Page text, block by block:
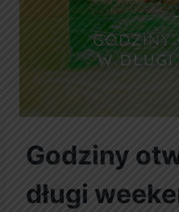
Godziny
długi